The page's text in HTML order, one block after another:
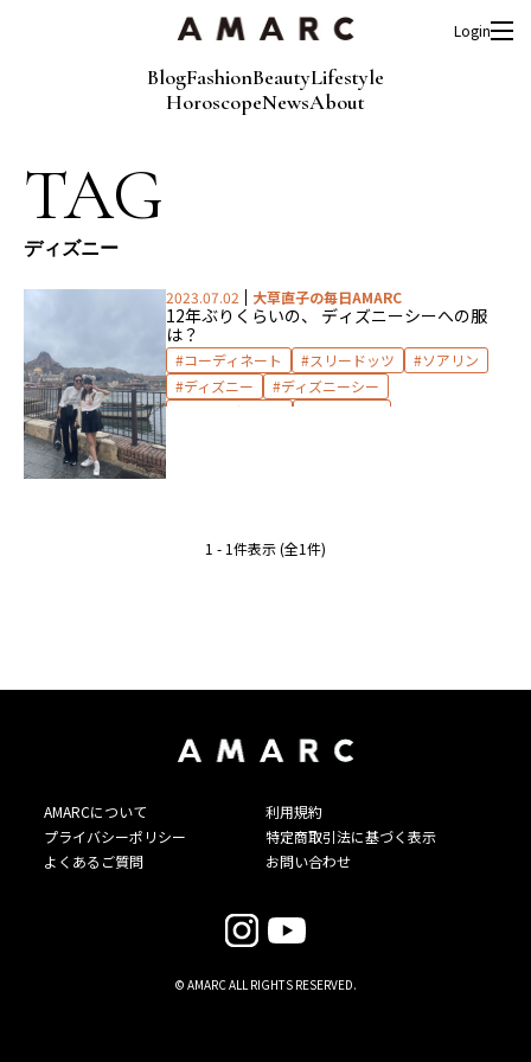
BlogFashionBeautyLifestyle
HoroscopeNewsAbout
Login
TAG
ディズニー
2023.07.02 大草直子の毎日AMARC
12年ぶりくらいの、 ディズニーシーへの服
は？
コーディネート スリードッツ
ソアリン
ディズニー
ディズニーシー
プロタゴニスタ
1 - 1件表示 (全1件)
AMARCについて
利用規約
プライバシーポリシー
特定商取引法に基づく表示
よくあるご質問
お問い合わせ
© AMARC ALL RIGHTS RESERVED.